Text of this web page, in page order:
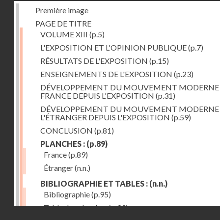
Première image
PAGE DE TITRE
VOLUME XIII (p.5)
L'EXPOSITION ET L'OPINION PUBLIQUE(p.7)
RÉSULTATS DE L'EXPOSITION (p.15)
ENSEIGNEMENTS DE L'EXPOSITION (p.23)
DÉVELOPPEMENT DU MOUVEMENT
FRANCE DEPUIS L'EXPOSITION (p.31)
DÉVELOPPEMENT DU MOUVEMENT
L'ÉTRANGER DEPUIS L'EXPOSITION (p.59)
CONCLUSION (p.81)
PLANCHES : (p.89)
France(p.89)
Étranger(n.n.)
BIBLIOGRAPHIE ET TABLES : (n.n.)
Bibliographie(p.95)
Table des planches(p.99)